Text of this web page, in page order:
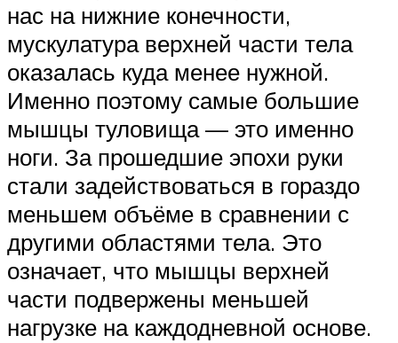
нас на нижние конечности,
мускулатура верхней части тела
оказалась куда менее нужной.
Именно поэтому самые большие
мышцы туловища — это именно
ноги. За прошедшие эпохи руки
стали задействоваться в гораздо
меньшем объёме в сравнении с
другими областями тела. Это
означает, что мышцы верхней
части подвержены меньшей
нагрузке на каждодневной основе.